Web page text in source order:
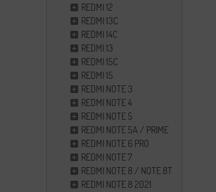
REDMI 12
REDMI 13C
REDMI 14C
REDMI 13
REDMI 15C
REDMI 15
REDMI NOTE 3
REDMI NOTE 4
REDMI NOTE 5
REDMI NOTE 5A / PRIME
REDMI NOTE 6 PRO
REDMI NOTE 7
REDMI NOTE 8 / NOTE 8T
REDMI NOTE 8 2021